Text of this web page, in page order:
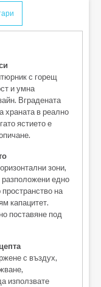
с горещ
и умна
Вградената
храната в реално
ястието е
зони,
разположени едно
на
капацитет.
поставяне под
с въздух,
използвате